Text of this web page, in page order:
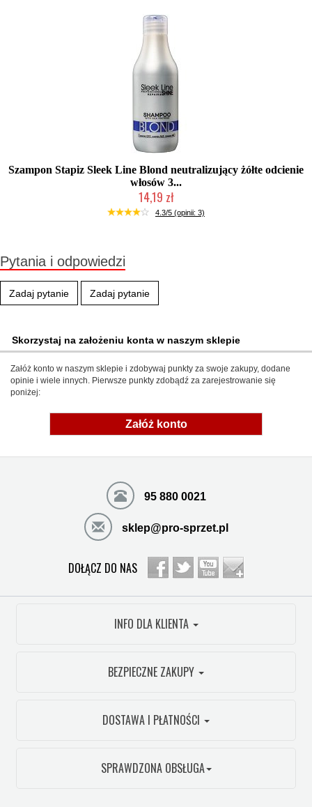
Szampon Stapiz Sleek Line Blond neutralizujący żółte odcienie
włosów 3...
14,19 zł
Duża ilość (wysyłka w 24h)
4.3/5 (opinii: 3)
Pytania i odpowiedzi
Zadaj pytanie Zadaj pytanie
Skorzystaj na założeniu konta w naszym sklepie
Załóż konto w naszym sklepie i zdobywaj punkty za swoje zakupy, dodane
opinie i wiele innych. Pierwsze punkty zdobądź za zarejestrowanie się
poniżej:
Załóż konto
95 880 0021
sklep@pro-sprzet.pl
DOŁĄCZ DO NAS
INFO DLA KLIENTA
BEZPIECZNE ZAKUPY
DOSTAWA I PŁATNOŚCI
SPRAWDZONA OBSŁUGA